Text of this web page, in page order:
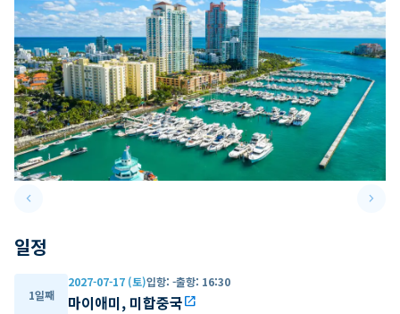
keyboard_arrow_leftPrevious slide keyboard_arrow_right
일정
1일째
2027-07-17 (토)입항: -출항: 16:30
마이애미, 미합중국open_in_new